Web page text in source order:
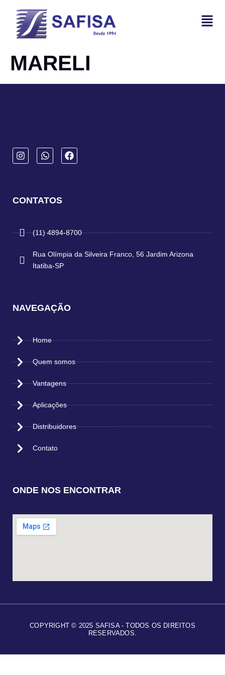
MARELI
CONTATOS
(11) 4894-8700
Rua Olímpia da Silveira Franco, 56 Jardim Arizona
Itatiba-SP
NAVEGAÇÃO
Home
Quem somos
Vantagens
Aplicações
Distribuidores
Contato
ONDE NOS ENCONTRAR
COPYRIGHT © 2025 SAFISA - TODOS OS DIREITOS
RESERVADOS.